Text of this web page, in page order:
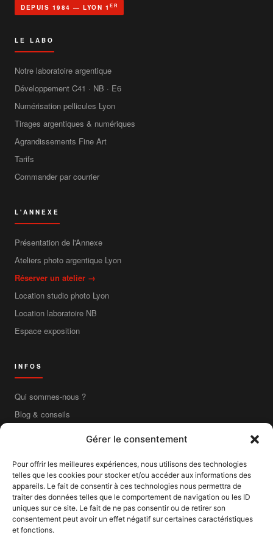
Gérer le consentement
Pour offrir les meilleures expériences, nous utilisons des technologies
telles que les cookies pour stocker et/ou accéder aux informations des
appareils. Le fait de consentir à ces technologies nous permettra de
traiter des données telles que le comportement de navigation ou les ID
uniques sur ce site. Le fait de ne pas consentir ou de retirer son
consentement peut avoir un effet négatif sur certaines caractéristiques
et fonctions.
DEPUIS 1984 — LYON 1 ER
LE LABO
Notre laboratoire argentique
Développement C41 · NB · E6
Numérisation pellicules Lyon
Tirages argentiques & numériques
Agrandissements Fine Art
Tarifs
Commander par courrier
L'ANNEXE
Présentation de l'Annexe
Ateliers photo argentique Lyon
Réserver un atelier →
Location studio photo Lyon
Location laboratoire NB
Espace exposition
INFOS
Qui sommes-nous ?
Blog & conseils
Livraison France entière
Mentions légales
CGV
CGU